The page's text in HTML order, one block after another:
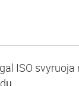
ISO svyruoja